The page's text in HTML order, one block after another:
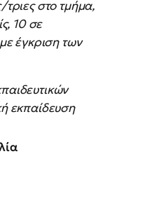
στο τμήμα,
10 σε
έγκριση των
εκπαίδευση